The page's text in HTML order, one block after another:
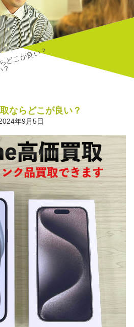
こが良い？
ならどこが良い？
年9月5日